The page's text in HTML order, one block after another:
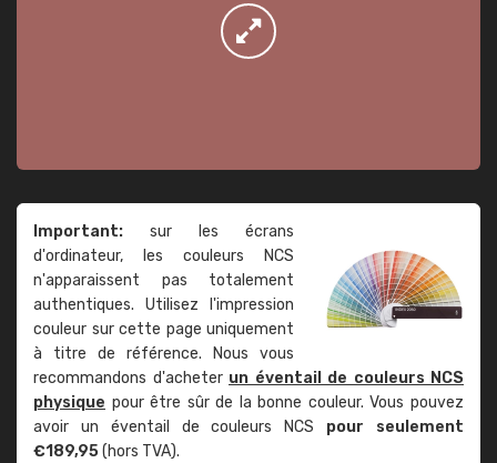
Important: sur les écrans
d'ordinateur, les couleurs NCS
n'apparaissent pas totalement
authentiques. Utilisez l'impression
couleur sur cette page uniquement
à titre de référence. Nous vous
recommandons d'acheter un éventail de couleurs NCS
physique pour être sûr de la bonne couleur. Vous pouvez
avoir un éventail de couleurs NCS pour seulement
€189,95(hors TVA).